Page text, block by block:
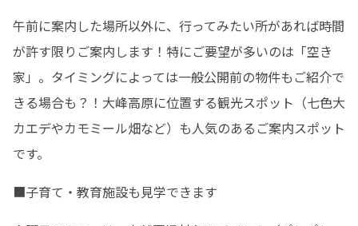
午前に案内した場所以外に、行ってみたい所があれば時間
が許す限りご案内します！特にご要望が多いのは「空き
家」。タイミングによっては一般公開前の物件もご紹介で
きる場合も？！大峰高原に位置する観光スポット（七色大
カエデやカモミール畑など）も人気のあるご案内スポット
です。
■子育て・教育施設も見学できます